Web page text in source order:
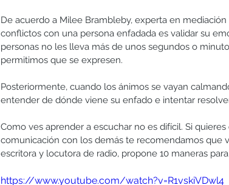
De acuerdo a Milee Brambleby, experta en
conflictos con una persona enfadada es validar su
personas no les lleva más de unos segundos o
permitimos que se expresen.
Posteriormente, cuando los ánimos se vayan
entender de dónde viene su enfado e intentar
Como ves aprender a escuchar no es difícil. Si
comunicación con los demás te recomendamos que
escritora y locutora de radio, propone 10 maneras
https://www.youtube.com/watch?v=R1vskiVDwl4